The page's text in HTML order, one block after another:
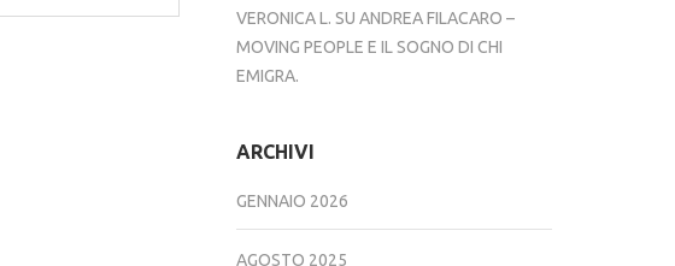
VERONICA L. SU ANDREA FILACARO –
MOVING PEOPLE E IL SOGNO DI CHI
EMIGRA.
ARCHIVI
GENNAIO 2026
AGOSTO 2025